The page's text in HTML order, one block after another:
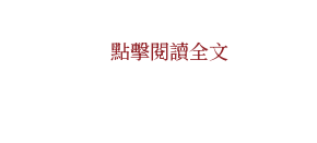
點擊閱讀全文